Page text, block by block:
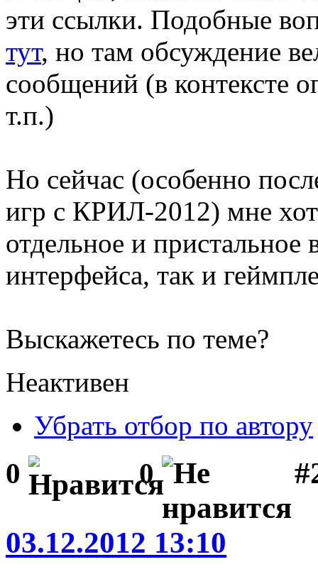
эти ссылки. Подобные
тут, но там обсуждение
сообщений (в контексте
т.п.)
Но сейчас (особенно
игр с КРИЛ-2012) мне
отдельное и
интерфейса, так и
Выскажетесь по теме?
Неактивен
Убрать отбор по автору
0 0
03.12.2012 13:10